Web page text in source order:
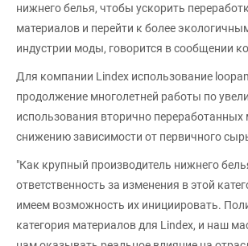
нижнего белья, чтобы ускорить
материалов и перейти к более
индустрии моды, говорится в сообщении
Для компании Lindex использование
продолжение многолетней работы по
использования вторично переработанных
снижению зависимости от первичного
"Как крупный производитель нижнего
ответственность за изменения в этой
имеем возможность их инициировать.
категория материалов для Lindex, и наш